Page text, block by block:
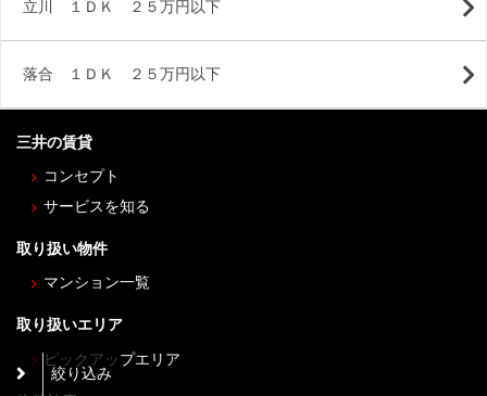
立川 １ＤＫ ２５万円以下
落合 １ＤＫ ２５万円以下
絞り込み
三井の賃貸
コンセプト
サービスを知る
取り扱い物件
マンション一覧
取り扱いエリア
ピックアップエリア